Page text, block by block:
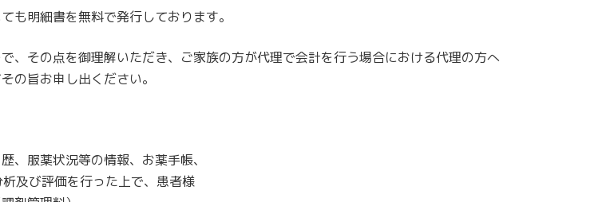
も明細書を無料で発行しております。
、その点を御理解いただき、ご家族の方が代理で会計を行う場合における代理の方へ
の旨お申し出ください。
、服薬状況等の情報、お薬手帳、
及び評価を行った上で、患者様